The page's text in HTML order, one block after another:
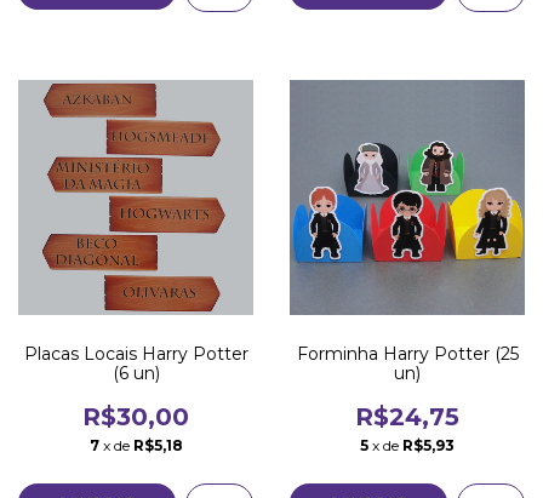
Placas Locais Harry Potter
(6 un)
R$30,00
7 x de R$5,18
Forminha Harry Potter (25
un)
R$24,75
5 x de R$5,93